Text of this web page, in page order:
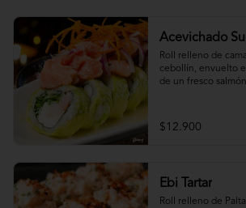
Acevichado
Roll relleno de
cebollín, envuelto
de un fresco
$12.900
Ebi Tartar
Roll relleno de